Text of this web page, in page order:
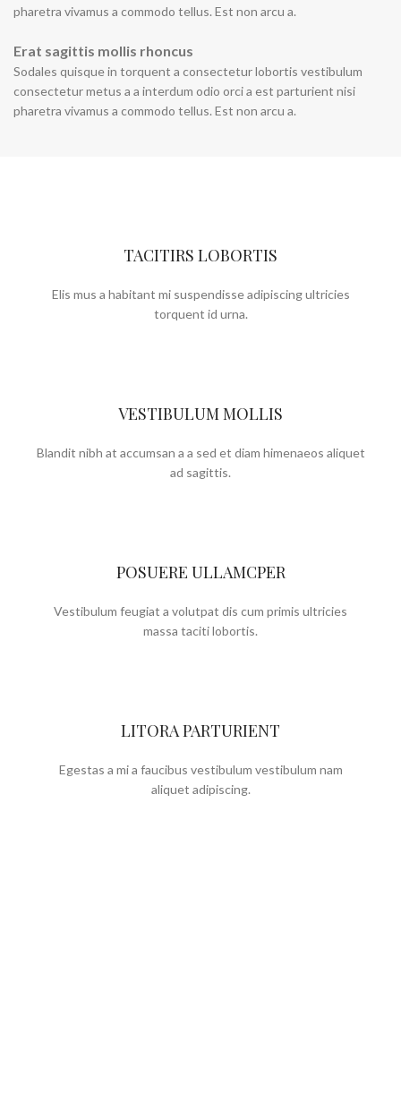
pharetra vivamus a commodo tellus. Est non arcu a.
Erat sagittis mollis rhoncus
Sodales quisque in torquent a consectetur lobortis vestibulum
consectetur metus a a interdum odio orci a est parturient nisi
pharetra vivamus a commodo tellus. Est non arcu a.
TACITIRS LOBORTIS
Elis mus a habitant mi suspendisse adipiscing ultricies
torquent id urna.
VESTIBULUM MOLLIS
Blandit nibh at accumsan a a sed et diam himenaeos aliquet
ad sagittis.
POSUERE ULLAMCPER
Vestibulum feugiat a volutpat dis cum primis ultricies
massa taciti lobortis.
LITORA PARTURIENT
Egestas a mi a faucibus vestibulum vestibulum nam
aliquet adipiscing.